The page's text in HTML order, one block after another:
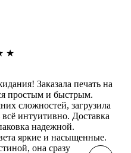
★
Заказала печать на
простым и быстрым.
сложностей, загрузила
интуитивно. Доставка
надежной.
яркие и насыщенные.
она сразу